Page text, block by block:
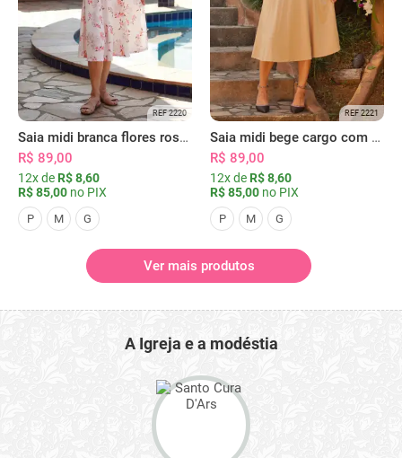
REF 2220
Saia midi branca flores rosas com bolsos
R$ 89,00
12x de R$ 8,60
R$ 85,00 no PIX
P M G
REF 2221
Saia midi bege cargo com bolsos
R$ 89,00
12x de R$ 8,60
R$ 85,00 no PIX
P M G
Ver mais produtos
A Igreja e a modéstia